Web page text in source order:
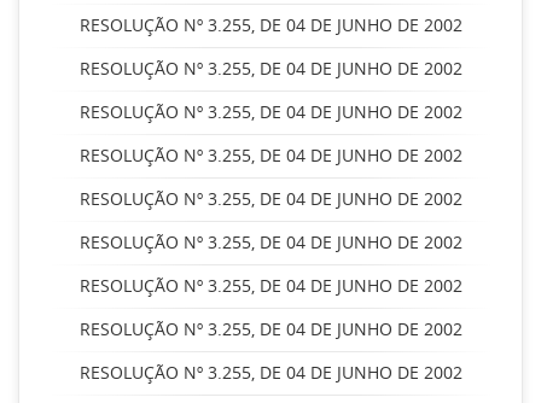
RESOLUÇÃO Nº 3.255, DE 04 DE JUNHO DE 2002
RESOLUÇÃO Nº 3.255, DE 04 DE JUNHO DE 2002
RESOLUÇÃO Nº 3.255, DE 04 DE JUNHO DE 2002
RESOLUÇÃO Nº 3.255, DE 04 DE JUNHO DE 2002
RESOLUÇÃO Nº 3.255, DE 04 DE JUNHO DE 2002
RESOLUÇÃO Nº 3.255, DE 04 DE JUNHO DE 2002
RESOLUÇÃO Nº 3.255, DE 04 DE JUNHO DE 2002
RESOLUÇÃO Nº 3.255, DE 04 DE JUNHO DE 2002
RESOLUÇÃO Nº 3.255, DE 04 DE JUNHO DE 2002